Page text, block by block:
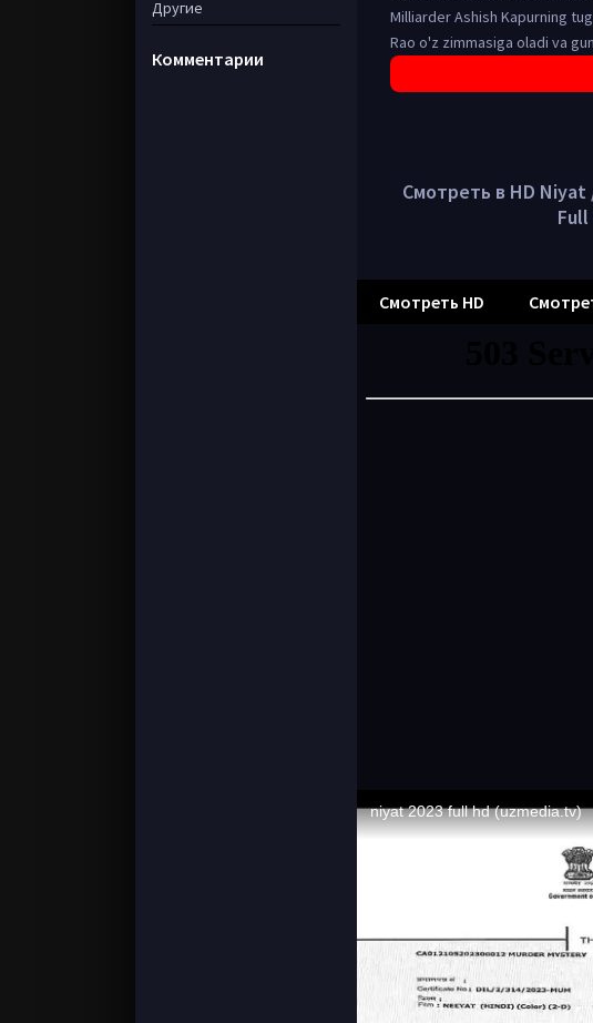
Milliarder Ashish Kapurning
Rao o'z zimmasiga oladi va
Смотреть в HD
Смотреть HD
Другие
Комментарии